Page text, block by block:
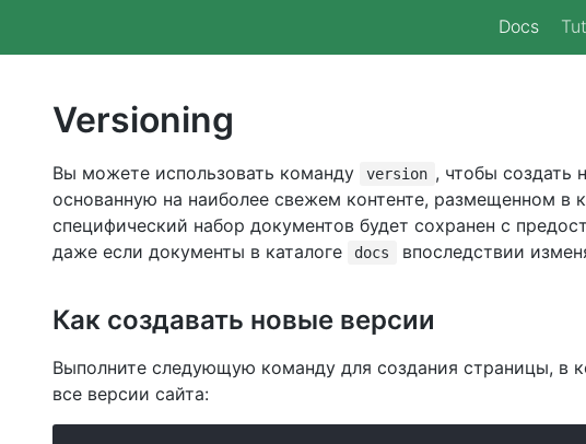
Docs
Versioning
Вы можете использовать команду version , чтобы создать
основанную на наиболее свежем контенте, размещенном в
специфический набор документов будет сохранен с
даже если документы в каталоге
docs впоследствии
Как создавать новые версии
Выполните следующую команду для создания страницы, в
все версии сайта: